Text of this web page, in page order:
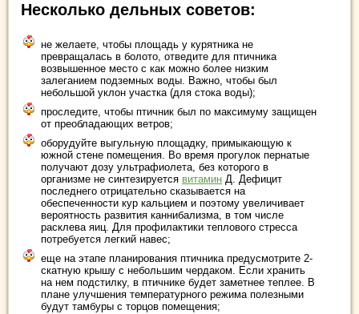
Несколько дельных советов:
не желаете, чтобы площадь у курятника не
превращалась в болото, отведите для птичника
возвышенное место с как можно более низким
залеганием подземных воды. Важно, чтобы был
небольшой уклон участка (для стока воды);
проследите, чтобы птичник был по максимуму защищен
от преобладающих ветров;
оборудуйте выгульную площадку, примыкающую к
южной стене помещения. Во время прогулок пернатые
получают дозу ультрафиолета, без которого в
организме не синтезируется витамин Д. Дефицит
последнего отрицательно сказывается на
обеспеченности кур кальцием и поэтому увеличивает
вероятность развития каннибализма, в том числе
расклева яиц. Для профилактики теплового стресса
потребуется легкий навес;
еще на этапе планирования птичника предусмотрите 2-
скатную крышу с небольшим чердаком. Если хранить
на нем подстилку, в птичнике будет заметнее теплее. В
плане улучшения температурного режима полезными
будут тамбуры с торцов помещения;